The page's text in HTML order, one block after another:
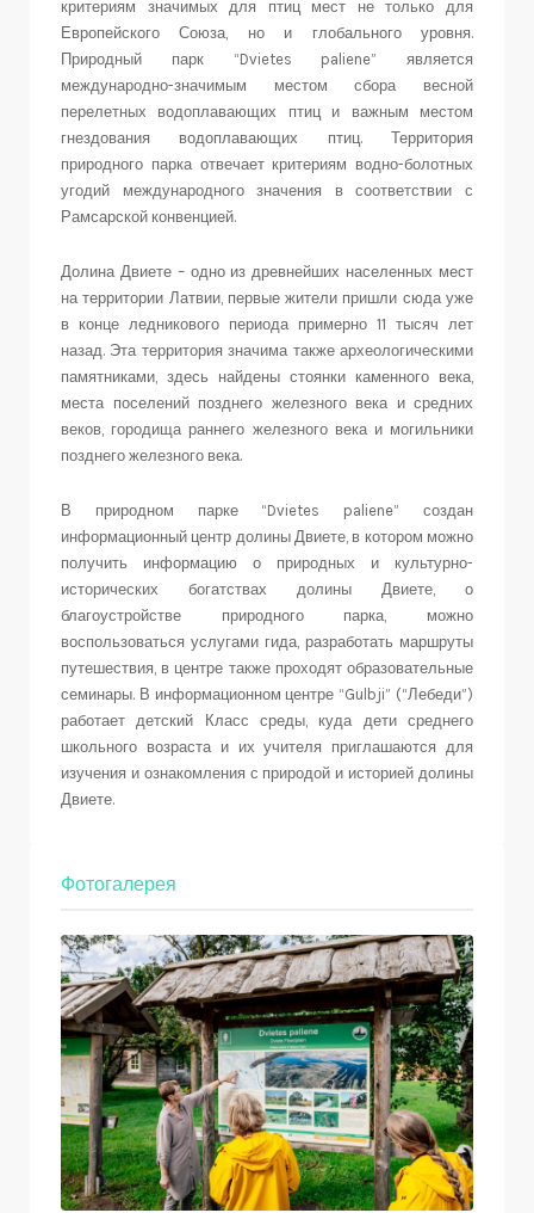
критериям значимых для птиц мест не только для
Европейского Союза, но и глобального уровня.
Природный парк “Dvietes paliene” является
международно-значимым местом сбора весной
перелетных водоплавающих птиц и важным местом
гнездования водоплавающих птиц. Территория
природного парка отвечает критериям водно-болотных
угодий международного значения в соответствии с
Рамсарской конвенцией.
Долина Двиете – одно из древнейших населенных мест
на территории Латвии, первые жители пришли сюда уже
в конце ледникового периода примерно 11 тысяч лет
назад. Эта территория значима также археологическими
памятниками, здесь найдены стоянки каменного века,
места поселений позднего железного века и средних
веков, городища раннего железного века и могильники
позднего железного века.
В природном парке “Dvietes paliene” создан
информационный центр долины Двиете, в котором можно
получить информацию о природных и культурно-
исторических богатствах долины Двиете, о
благоустройстве природного парка, можно
воспользоваться услугами гида, разработать маршруты
путешествия, в центре также проходят образовательные
семинары. В информационном центре “Gulbji” (“Лебеди”)
работает детский Класс среды, куда дети среднего
школьного возраста и их учителя приглашаются для
изучения и ознакомления с природой и историей долины
Двиете.
Фотогалерея